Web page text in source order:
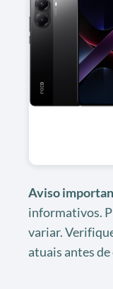
Aviso
informativos.
variar.
atuais antes